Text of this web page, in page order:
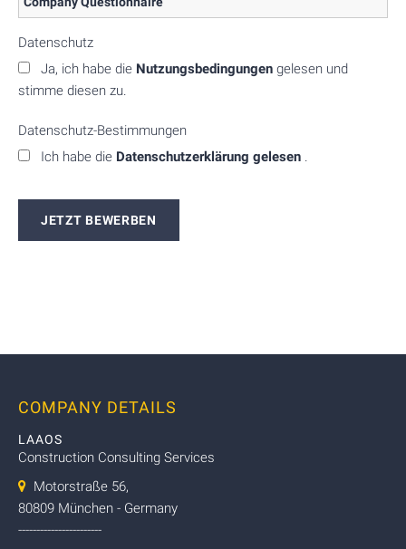
Datenschutz
Ja, ich habe die Nutzungsbedingungen gelesen und
stimme diesen zu.
Datenschutz-Bestimmungen
Ich habe die Datenschutzerklärung gelesen .
COMPANY DETAILS
LAAOS
Construction Consulting Services
Motorstraße 56,
80809 München - Germany
-----------------------